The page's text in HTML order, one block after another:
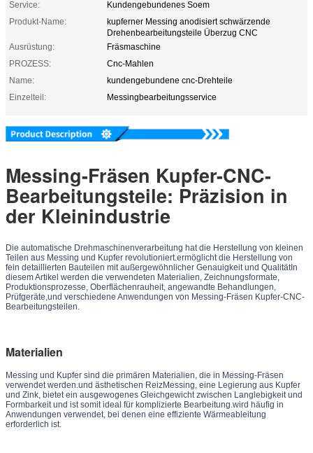
Service:
Kundengebundenes Soem
Produkt-Name:
kupferner Messing anodisiert schwärzende
Drehenbearbeitungsteile Überzug CNC
Ausrüstung:
Fräsmaschine
PROZESS:
Cnc-Mahlen
Name:
kundengebundene cnc-Drehteile
Einzelteil:
Messingbearbeitungsservice
Messing-Fräsen Kupfer-CNC-
Bearbeitungsteile: Präzision in
der Kleinindustrie
Die automatische Drehmaschinenverarbeitung hat die Herstellung von kleinen
Teilen aus Messing und Kupfer revolutioniert.ermöglicht die Herstellung von
fein detaillierten Bauteilen mit außergewöhnlicher Genauigkeit und QualitätIn
diesem Artikel werden die verwendeten Materialien, Zeichnungsformate,
Produktionsprozesse, Oberflächenrauheit, angewandte Behandlungen,
Prüfgeräte,und verschiedene Anwendungen von Messing-Fräsen Kupfer-CNC-
Bearbeitungsteilen.
Materialien
Messing und Kupfer sind die primären Materialien, die in Messing-Fräsen
verwendet werden.und ästhetischen ReizMessing, eine Legierung aus Kupfer
und Zink, bietet ein ausgewogenes Gleichgewicht zwischen Langlebigkeit und
Formbarkeit und ist somit ideal für komplizierte Bearbeitung.wird häufig in
Anwendungen verwendet, bei denen eine effiziente Wärmeableitung
erforderlich ist.